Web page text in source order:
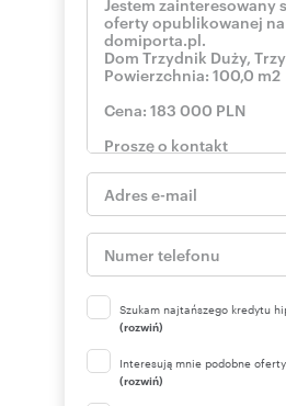
Szukam najtańszego kredytu
(rozwiń)
Interesują mnie podobne oferty
(rozwiń)